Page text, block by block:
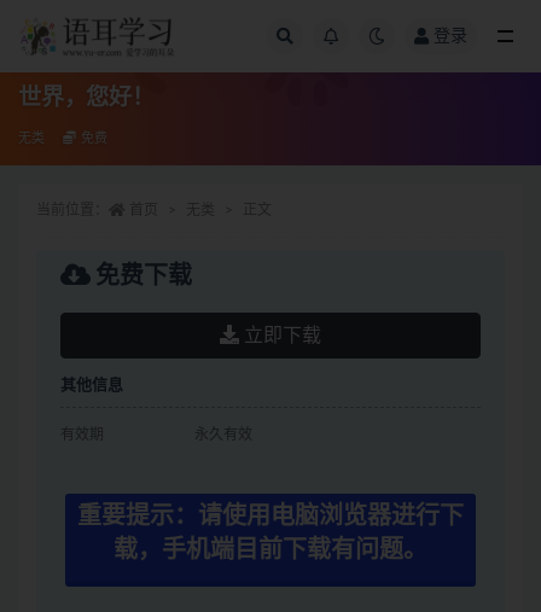
登录
世界，您好！
无类 免费
免费下载
立即下载
其他信息
有效期 永久有效
重要提示：请使用电脑浏览器进行下
载，手机端目前下载有问题。